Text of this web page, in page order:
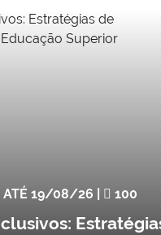
ATÉ 19/08/26 | 100